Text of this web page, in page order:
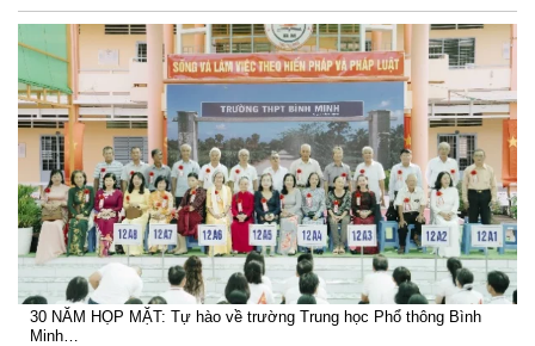
30 NĂM HỌP MẶT: Tự hào về trường Trung học Phổ thông Bình
Minh…